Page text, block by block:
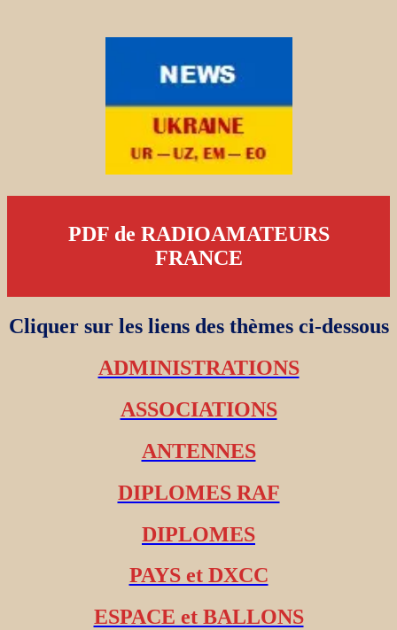
PDF de RADIOAMATEURS
FRANCE
Cliquer sur les liens des thèmes ci-dessous
ADMINISTRATIONS
ASSOCIATIONS
ANTENNES
DIPLOMES RAF
DIPLOMES
PAYS et DXCC
ESPACE et BALLONS